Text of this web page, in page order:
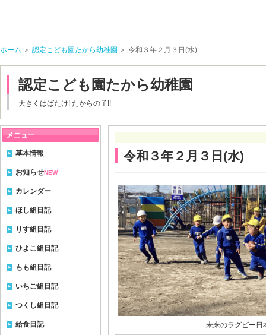
ホーム ＞ 認定こども園たから幼稚園 ＞ 令和３年２月３日(水)
認定こども園たから幼稚園
大きくはばたけ! たからの子!!
令和３年２月３日(水)
未来のラグビー日
基本情報
お知らせNEW
カレンダー
ほし組日記
りす組日記
ひよこ組日記
もも組日記
いちご組日記
つくし組日記
給食日記